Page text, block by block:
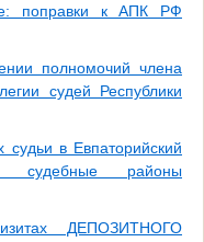
поправки к АПК РФ
полномочий члена
судей Республики
в Евпаторийский
судебные районы
ДЕПОЗИТНОГО